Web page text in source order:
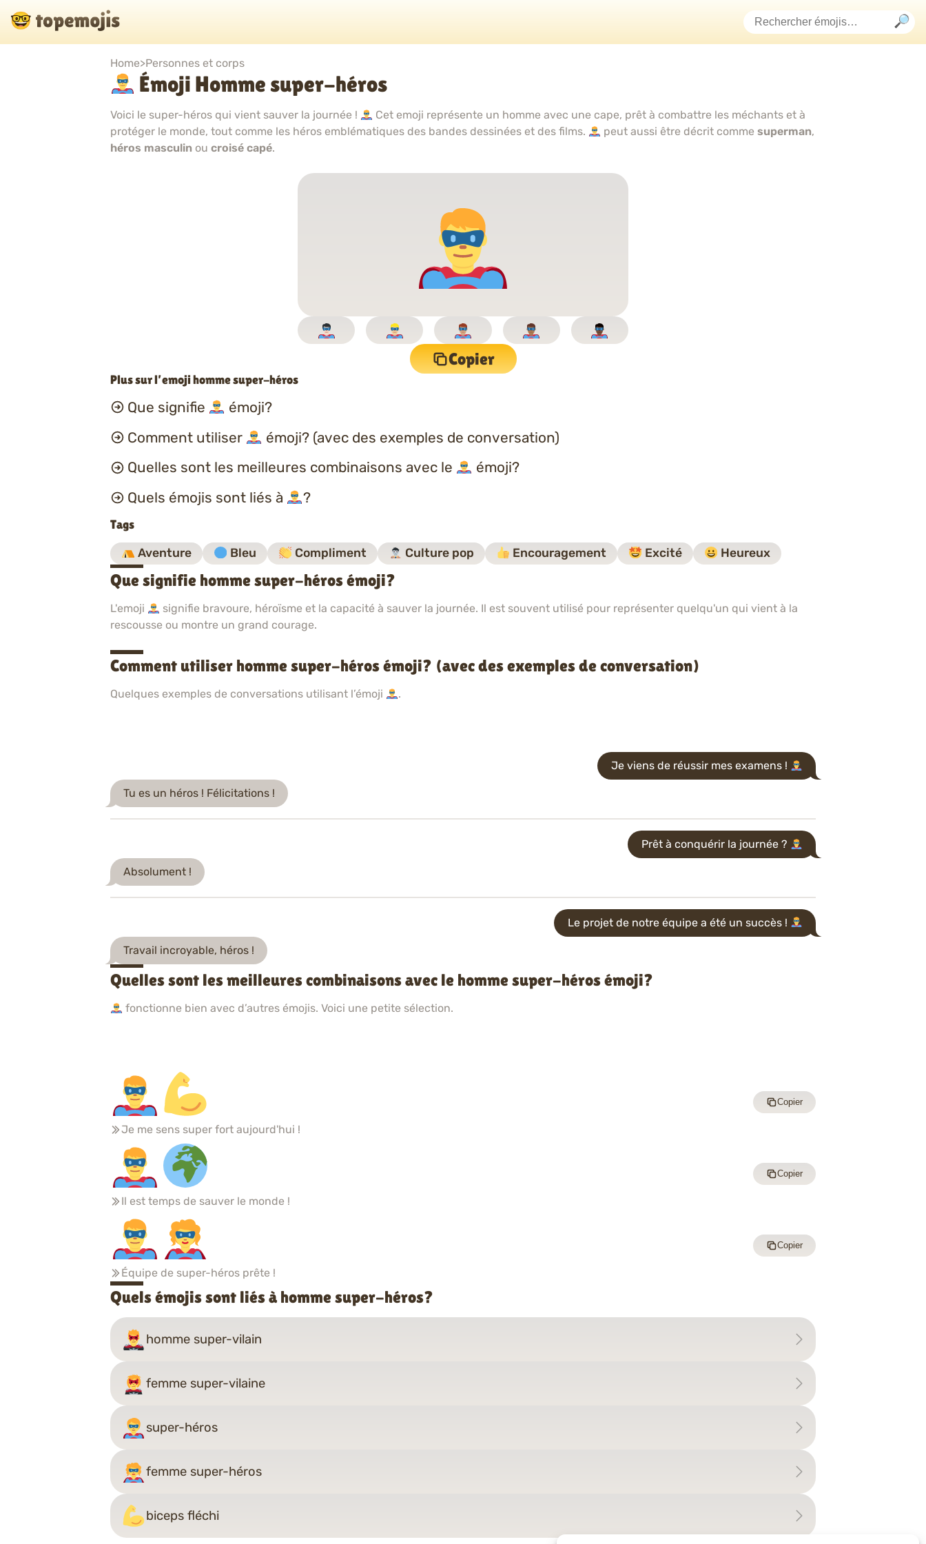
Home>Personnes et corps
Émoji Homme super-héros
Voici le super-héros qui vient sauver la journée !
Cet emoji représente un homme avec une cape, prêt à combattre les méchants et à
protéger le monde, tout comme les héros emblématiques des bandes dessinées et des films.
peut aussi être décrit commesuperman,
héros masculin ou croisé capé.
Copier
Plus sur l’emoji homme super-héros
Que signifie
émoji?
Comment utiliser
émoji? (avec des exemples de conversation)
Quelles sont les meilleures combinaisons avec le
émoji?
Quels émojis sont liés à
?
Tags
Aventure Bleu Compliment Culture pop Encouragement Excité Heureux
Que signifie homme super-héros émoji?
L'emoji
signifie bravoure, héroïsme et la capacité à sauver la journée. Il est souvent utilisé pour représenter quelqu'un qui vient à la
rescousse ou montre un grand courage.
Comment utiliser homme super-héros émoji? (avec des exemples de conversation)
Quelques exemples de conversations utilisant l’émoji .
Je viens de réussir mes examens !
Tu es un héros ! Félicitations !
Prêt à conquérir la journée ?
Absolument !
Le projet de notre équipe a été un succès !
Travail incroyable, héros !
Quelles sont les meilleures combinaisons avec le homme super-héros émoji?
fonctionne bien avec d’autres émojis. Voici une petite sélection.
Je me sens super fort aujourd'hui !
Copier
Il est temps de sauver le monde !
Copier
Équipe de super-héros prête !
Copier
Quels émojis sont liés à homme super-héros?
homme super-vilain
femme super-vilaine
super-héros
femme super-héros
biceps fléchi